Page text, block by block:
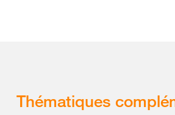
Thématiques